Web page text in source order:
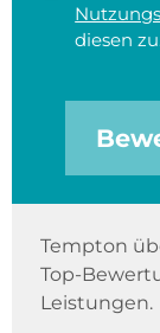
diesen zu.
Tempton
Top-
Leistungen.